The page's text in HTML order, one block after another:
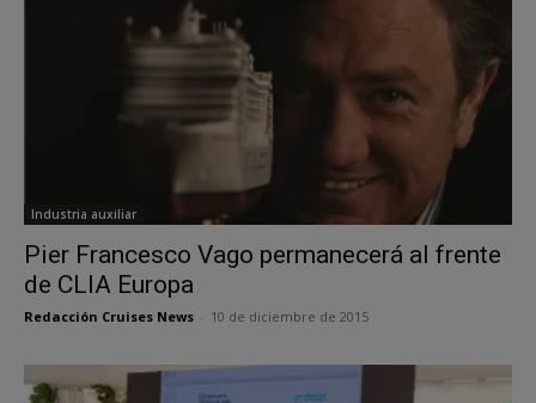
Industria auxiliar
Pier Francesco Vago permanecerá al frente
de CLIA Europa
Redacción Cruises News 10 de diciembre de 2015